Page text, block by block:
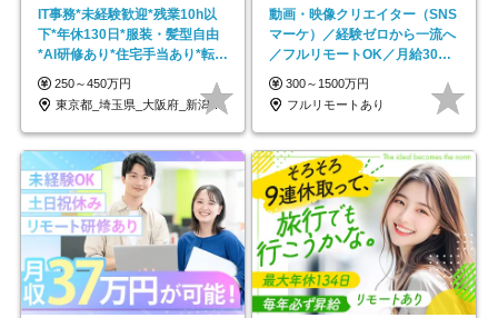
IT事務*未経験歓迎*残業10h以
下*年休130日*服装・髪型自由
*AI研修あり*住宅手当あり*転勤
なし
250～450万円
東京都_埼玉県_大阪府_新潟県_福岡県
動画・映像クリエイター（SNS
マーケ）／経験ゼロから一流へ
／フルリモートOK／月給30万
円～／年休130日以上
300～1500万円
フルリモートあり